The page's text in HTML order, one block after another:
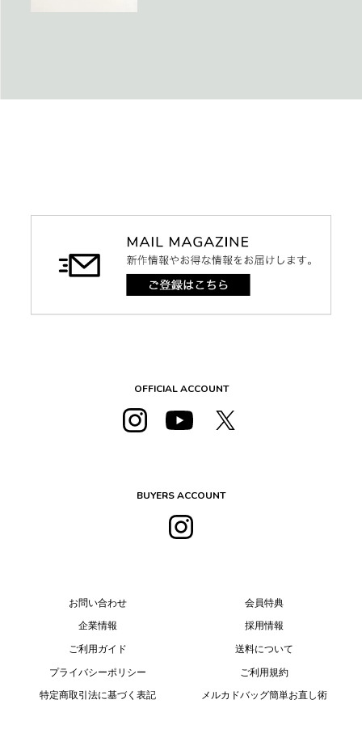
OFFICIAL ACCOUNT
BUYERS ACCOUNT
お問い合わせ
企業情報
ご利用ガイド
プライバシーポリシー
特定商取引法に基づく表記
会員特典
採用情報
送料について
ご利用規約
メルカドバッグ簡単お直し術